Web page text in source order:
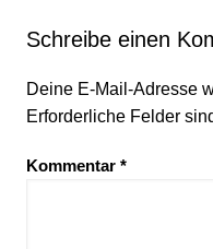
Schreibe einen
Deine E-Mail-Adresse
Erforderliche Felder
Kommentar *